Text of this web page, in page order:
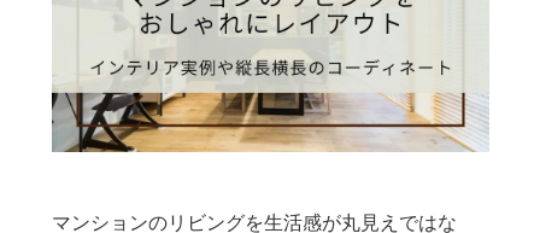
マンションのリビングを生活感が丸見えではな